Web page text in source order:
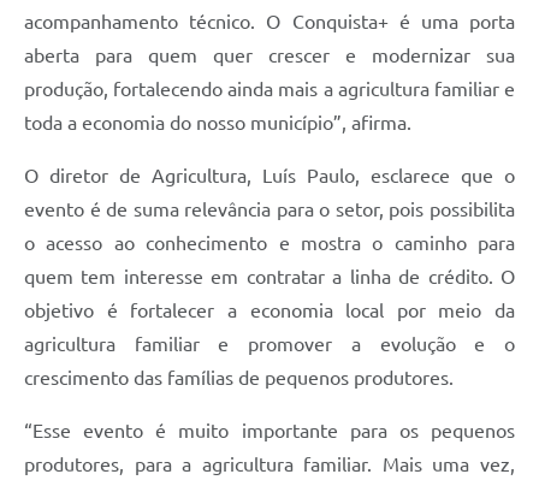
acompanhamento técnico. O Conquista+ é uma porta
aberta para quem quer crescer e modernizar sua
produção, fortalecendo ainda mais a agricultura familiar e
toda a economia do nosso município”, afirma.
O diretor de Agricultura, Luís Paulo, esclarece que o
evento é de suma relevância para o setor, pois possibilita
o acesso ao conhecimento e mostra o caminho para
quem tem interesse em contratar a linha de crédito. O
objetivo é fortalecer a economia local por meio da
agricultura familiar e promover a evolução e o
crescimento das famílias de pequenos produtores.
“Esse evento é muito importante para os pequenos
produtores, para a agricultura familiar. Mais uma vez,